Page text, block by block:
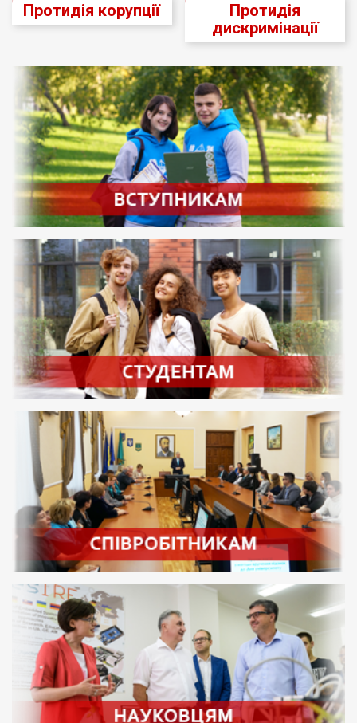
Протидія корупції
Протидія
дискримінації